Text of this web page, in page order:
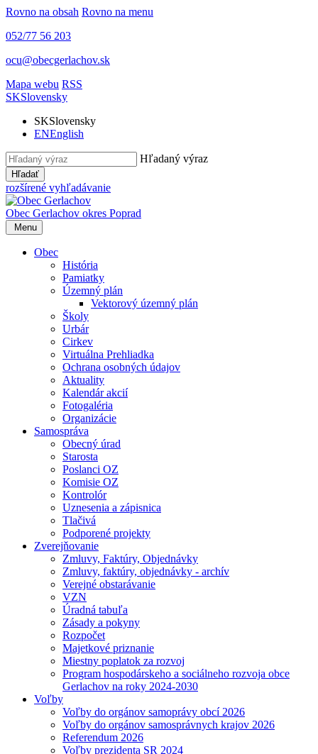
Rovno na obsah Rovno na menu
052/77 56 203
ocu@obecgerlachov.sk
Mapa webu RSS
SKSlovensky
SKSlovensky
ENEnglish
Hľadaný výraz
Hľadať
rozšírené vyhľadávanie
Obec Gerlachov okres Poprad
Menu
Obec
História
Pamiatky
Územný plán
Vektorový územný plán
Školy
Urbár
Cirkev
Virtuálna Prehliadka
Ochrana osobných údajov
Aktuality
Kalendár akcií
Fotogaléria
Organizácie
Samospráva
Obecný úrad
Starosta
Poslanci OZ
Komisie OZ
Kontrolór
Uznesenia a zápisnica
Tlačivá
Podporené projekty
Zverejňovanie
Zmluvy, Faktúry, Objednávky
Zmluvy, faktúry, objednávky - archív
Verejné obstarávanie
VZN
Úradná tabuľa
Zásady a pokyny
Rozpočet
Majetkové priznanie
Miestny poplatok za rozvoj
Program hospodárskeho a sociálneho rozvoja obce
Gerlachov na roky 2024-2030
Voľby
Voľby do orgánov samoprávy obcí 2026
Voľby do orgánov samosprávnych krajov 2026
Referendum 2026
Voľby prezidenta SR 2024